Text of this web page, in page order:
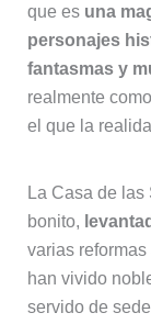
que es una
personajes
fantasmas y
realmente
el que la
La Casa de
bonito,
varias
han vivido
servido de